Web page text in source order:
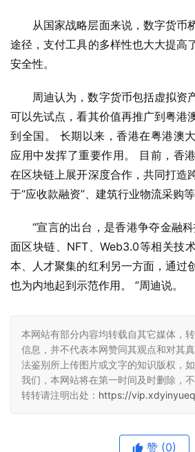
从国家战略层面来说，数字货币
途径，支付工具的多样性也大大提高
安全性。
周迪认为，数字货币包括虚拟资
可以先试点，看其价值再推广到粤港
到全国。 长期以来，香港在粤港澳
应用中发挥了重要作用。 目前，香
在区块链上展开深度合作，共同打造
于“应收款融资”、建筑行业物流采购等
“宣言的出台，是香港争夺金融
面区块链、NFT、Web3.0等相关技
本、人才聚集的红利另一方面，通过
也为内地起到示范作用。 ”周迪说。
本网站有部分内容均转载自其它媒体，
信息，并不代表本网赞同其观点和对其
法鉴别所上传图片或文字的知识版权，
我们，本网站将在第一时间及时删除，不
转转请注明出处： https://
赞 (0)